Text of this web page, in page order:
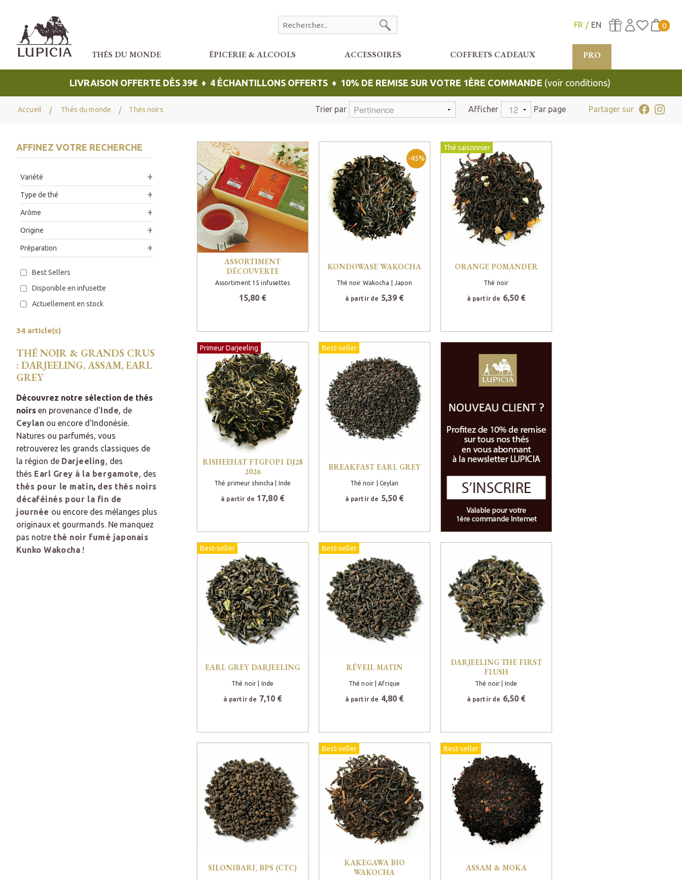
FR EN 0
THÉS DU MONDE ÉPICERIE & ALCOOLS ACCESSOIRES COFFRETS CADEAUX PRO
LIVRAISON OFFERTE DÈS 39€ ♦ 4 ÉCHANTILLONS OFFERTS ♦ 10% DE REMISE SUR VOTRE 1ÈRE COMMANDE (voir conditions)
Accueil Thés du monde Thés noirs Trier par Afficher Par page Partager sur
AFFINEZ VOTRE RECHERCHE
Variété
Type de thé
Arôme
Origine
Préparation
Best Sellers
Disponible en infusette
Actuellement en stock
34 article(s)
THÉ NOIR & GRANDS CRUS
: DARJEELING, ASSAM, EARL
GREY
Découvrez notre sélection de thés
noirs en provenance d'Inde, de
Ceylan ou encore d'Indonésie.
Natures ou parfumés, vous
retrouverez les grands classiques de
la région de Darjeeling, des
thés Earl Grey à la bergamote, des
thés pour le matin, des thés noirs
décaféinés pour la fin de
journée ou encore des mélanges plus
originaux et gourmands. Ne manquez
pas notre thé noir fumé japonais
Kunko Wakocha !
ASSORTIMENT
DÉCOUVERTE
Assortiment 15 infusettes
15,80 €
-45%
KONDOWASE WAKOCHA
Thé noir Wakocha | Japon
à partir de 5,39 €
Thé saisonnier
ORANGE POMANDER
Thé noir
à partir de 6,50 €
Primeur Darjeeling
RISHEEHAT FTGFOP1 DJ28
2026
Thé primeur shincha | Inde
à partir de 17,80 €
Best-seller
BREAKFAST EARL GREY
Thé noir | Ceylan
à partir de 5,50 €
Best-seller
EARL GREY DARJEELING
Thé noir | Inde
à partir de 7,10 €
Best-seller
RÉVEIL MATIN
Thé noir| Afrique
à partir de 4,80 €
DARJEELING THE FIRST
FLUSH
Thé noir | Inde
à partir de 6,50 €
SILONIBARI, BPS (CTC)
Best-seller
KAKEGAWA BIO
WAKOCHA
Best-seller
ASSAM & MOKA